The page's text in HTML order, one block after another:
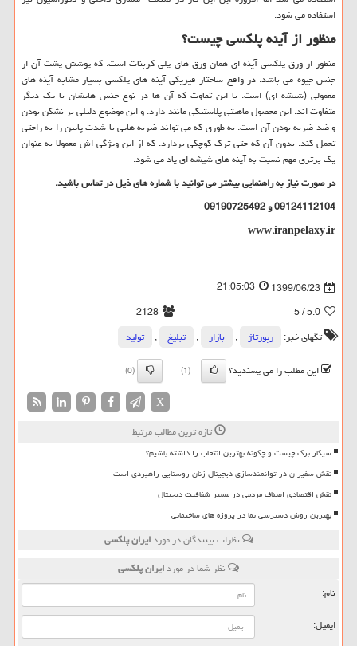
استفاده می شود.
منظور از آینه پلکسی چیست؟
منظور از ورق پلکسی آینه ای همان ورق های پلی کربنات است. که پوشش پشت آن از
جنس جیوه می باشد. در واقع ساختار فیزیکی آینه های پلکسی بسیار مشابه آینه های
معمولی (شیشه ای) است. با این تفاوت که آن ها در نوع جنس هایشان با یک دیگر
متفاوت اند. این محصول ماهیتی پلاستیکی مانند دارد. و این موضوع دلیلی بر نشکن بودن
و ضد ضربه بودن آن است. به طوری که می تواند ضربه هایی با شدت پایین را به راحتی
تحمل کند. بدون آن که حتی ترک کوچکی بردارد. که از این ویژگی اش معمولا به عنوان
یک برتری مهم نسبت به آینه های شیشه ای یاد می شود.
در صورت نیاز به راهنمایی بیشتر می توانید با شماره های ذیل در تماس باشید.
09124112104 و 09190725492
www.iranpelaxy.ir
1399/06/23
21:05:03
5.0
/ 5
2128
تگهای خبر:
رپورتاژ , بازار , تبلیغ ,
تولید
این مطلب را می پسندید؟
(1)
(0)
X
تازه ترین مطالب مرتبط
سیگار برگ چیست و چگونه بهترین انتخاب را داشته باشیم؟
نقش سفیران در توانمندسازی دیجیتال زنان روستایی راهبردی است
نقش اقتصادی اصناف مردمی در مسیر شفافیت دیجیتال
بهترین روش دسترسی نما در پروژه های ساختمانی
نظرات بینندگان در موردایران پلكسی
نظر شما در موردایران پلكسی
نام:
ایمیل: